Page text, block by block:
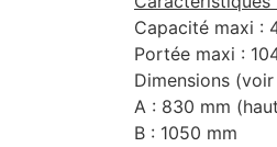
Capacité maxi :
Portée maxi :
Dimensions
A : 830 mm
B : 1050 mm